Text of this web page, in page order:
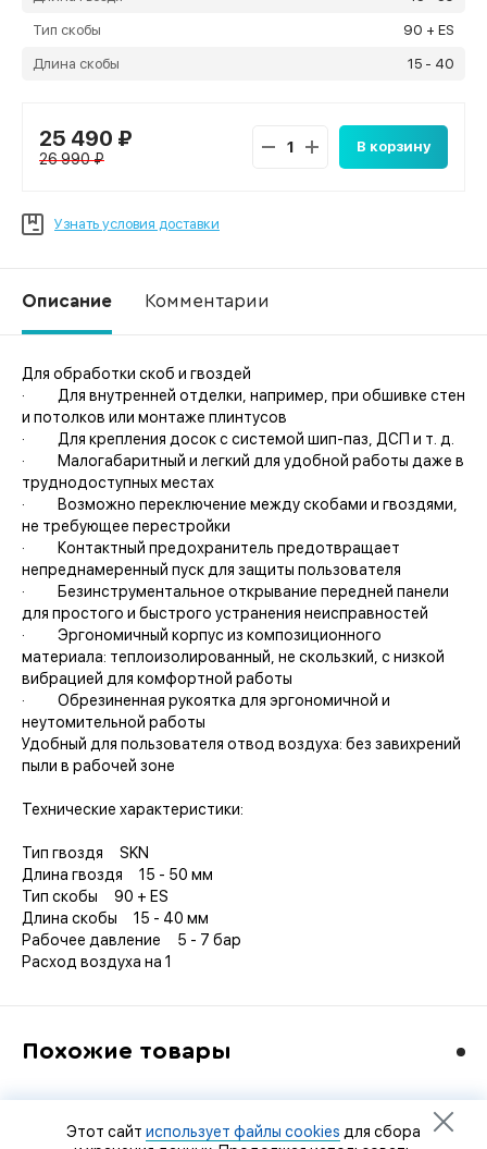
Тип скобы 90 + ES
Длина скобы 15 - 40
25 490 ₽
26 990 ₽
В корзину
Узнать условия доставки
Описание Комментарии
Для обработки скоб и гвоздей
· Для внутренней отделки, например, при обшивке стен
и потолков или монтаже плинтусов
· Для крепления досок с системой шип-паз, ДСП и т. д.
· Малогабаритный и легкий для удобной работы даже в
труднодоступных местах
· Возможно переключение между скобами и гвоздями,
не требующее перестройки
· Контактный предохранитель предотвращает
непреднамеренный пуск для защиты пользователя
· Безинструментальное открывание передней панели
для простого и быстрого устранения неисправностей
· Эргономичный корпус из композиционного
материала: теплоизолированный, не скользкий, с низкой
вибрацией для комфортной работы
· Обрезиненная рукоятка для эргономичной и
неутомительной работы
Удобный для пользователя отвод воздуха: без завихрений
пыли в рабочей зоне
Технические характеристики:
Тип гвоздя SKN
Длина гвоздя 15 - 50 мм
Тип скобы 90 + ES
Длина скобы 15 - 40 мм
Рабочее давление 5 - 7 бар
Расход воздуха на 1
Похожие товары
Этот сайт использует файлы cookies для сбора